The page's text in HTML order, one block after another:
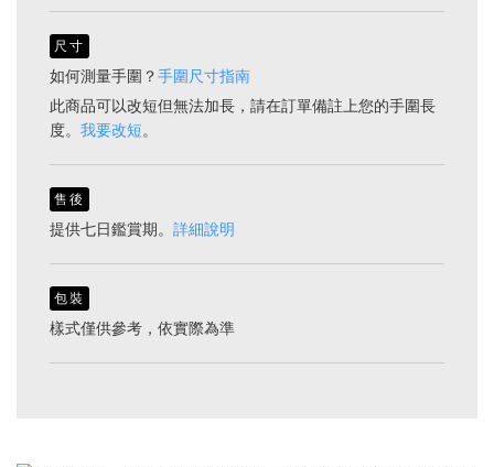
尺寸
如何測量手圍？手圍尺寸指南
此商品可以改短但無法加長，請在訂單備註上您的手圍長
度。 我要改短。
售後
提供七日鑑賞期。 詳細說明
包裝
樣式僅供參考，依實際為準